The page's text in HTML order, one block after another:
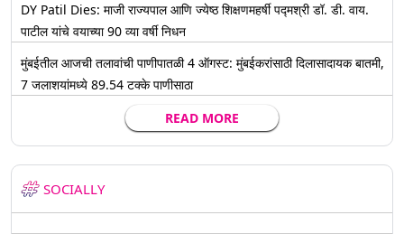
DY Patil Dies: माजी राज्यपाल आणि ज्येष्ठ शिक्षणमहर्षी पद्मश्री डॉ. डी. वाय.
पाटील यांचे वयाच्या 90 व्या वर्षी निधन
मुंबईतील आजची तलावांची पाणीपातळी 4 ऑगस्ट: मुंबईकरांसाठी दिलासादायक बातमी,
7 जलाशयांमध्ये 89.54 टक्के पाणीसाठा
READ MORE
SOCIALLY